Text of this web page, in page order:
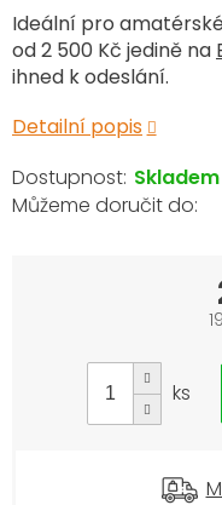
Ideální pro
od 2 500 Kč jedině na
ihned k odeslání.
Detailní popis
Skladem
ks